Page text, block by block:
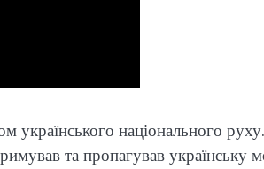
українського національного
та пропагував українську